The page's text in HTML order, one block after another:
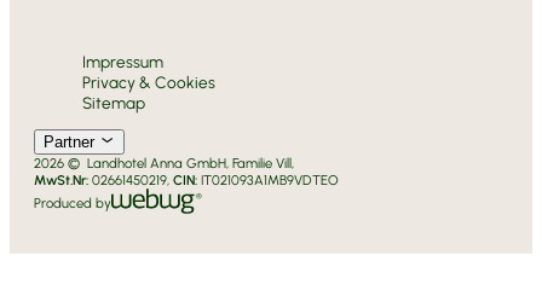
2026 © Landhotel Anna GmbH, Familie Vill,
MwSt.Nr: 02661450219, CIN: IT021093A1MB9VDTEO
Impressum
Privacy & Cookies
Sitemap
Partner
Produced by